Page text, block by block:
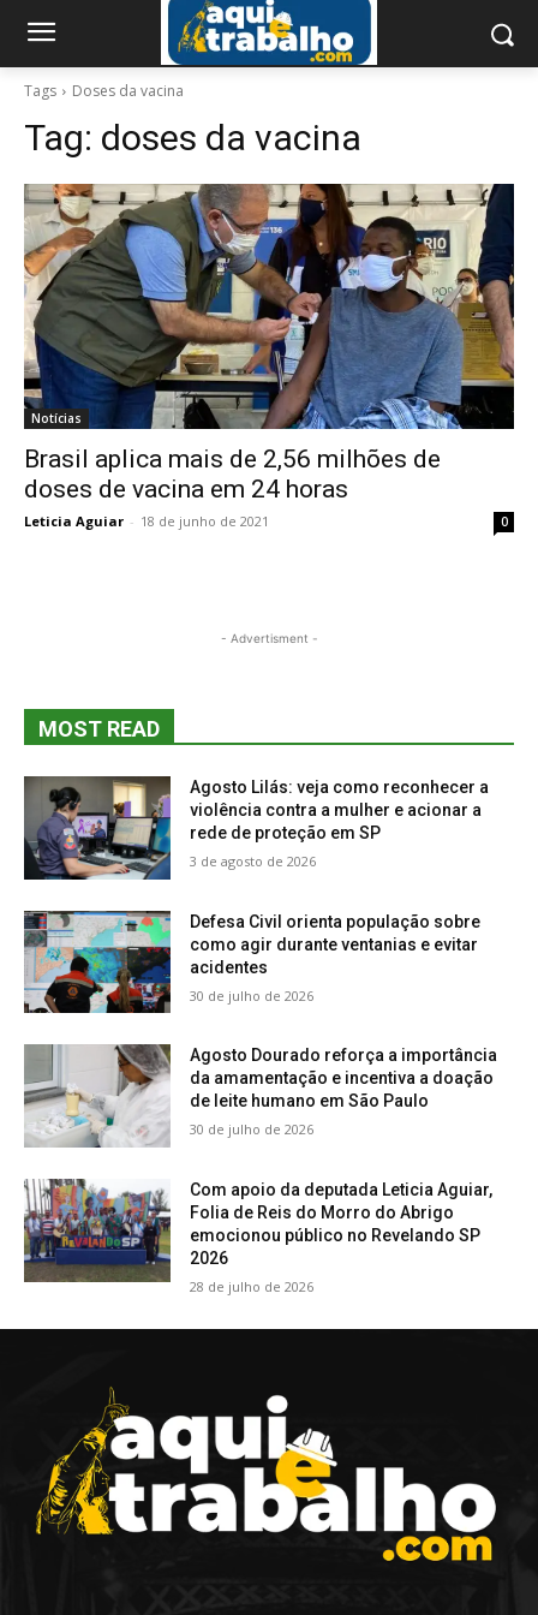
Tags Doses da vacina
Tag: doses da vacina
Notícias
Brasil aplica mais de 2,56 milhões de
doses de vacina em 24 horas
Leticia Aguiar - 18 de junho de 2021 0
- Advertisment -
MOST READ
Agosto Lilás: veja como reconhecer a
violência contra a mulher e acionar a
rede de proteção em SP
3 de agosto de 2026
Defesa Civil orienta população sobre
como agir durante ventanias e evitar
acidentes
30 de julho de 2026
Agosto Dourado reforça a importância
da amamentação e incentiva a doação
de leite humano em São Paulo
30 de julho de 2026
Com apoio da deputada Leticia Aguiar,
Folia de Reis do Morro do Abrigo
emocionou público no Revelando SP
2026
28 de julho de 2026